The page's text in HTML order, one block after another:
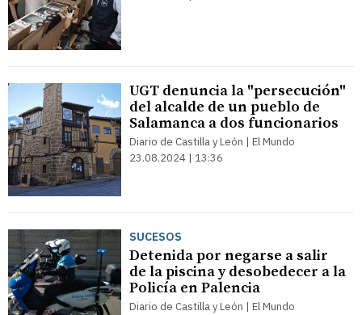
UGT denuncia la "persecución"
del alcalde de un pueblo de
Salamanca a dos funcionarios
Diario de Castilla y León | El Mundo
23.08.2024 | 13:36
SUCESOS
Detenida por negarse a salir
de la piscina y desobedecer a la
Policía en Palencia
Diario de Castilla y León | El Mundo